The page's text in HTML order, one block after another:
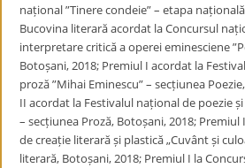
național ”Tinere condeie” – etapa
Bucovina literară acordat la Concursul
interpretare critică a operei eminesciene
Botoșani, 2018; Premiul I acordat la
proză ”Mihai Eminescu” – secțiunea
II acordat la Festivalul național de poezie
– secțiunea Proză, Botoșani, 2018;
de creație literară și plastică „Cuvânt și
literară, Botoșani, 2018; Premiul I la